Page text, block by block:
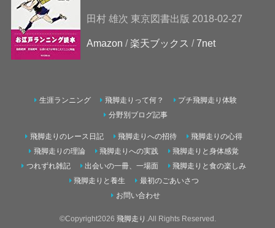
田村 雄次 東京図書出版 2018-02-27
Amazon /楽天ブックス /7net
生涯ランニング 飛脚走りって何？
プチ飛脚走り体験
分野別ブログ記事
飛脚走りのレース日記 飛脚走りへの招待
飛脚走りの心得
飛脚走りの理論
飛脚走りへの実践
飛脚走りと身体感覚
つれずれ雑記
出会いの一冊、一場面
飛脚走りと食の楽しみ
飛脚走りと養生
最初のごあいさつ
お問い合わせ
©Copyright2026 飛脚走り .All Rights Reserved.